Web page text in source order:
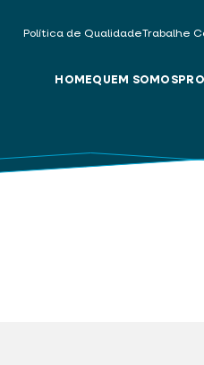
Política de QualidadeTrabalhe
HOMEQUEM SOMOS